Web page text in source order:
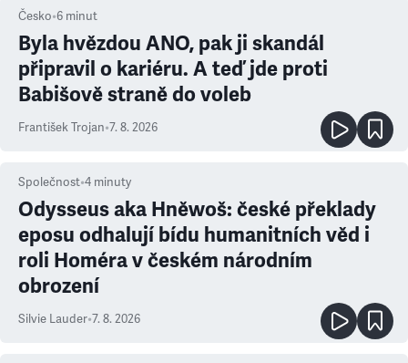
Česko•6 minut
Byla hvězdou ANO, pak ji skandál
připravil o kariéru. A teď jde proti
Babišově straně do voleb
František Trojan•7. 8. 2026
Společnost•4 minuty
Odysseus aka Hněwoš: české překlady
eposu odhalují bídu humanitních věd i
roli Homéra v českém národním
obrození
Silvie Lauder•7. 8. 2026